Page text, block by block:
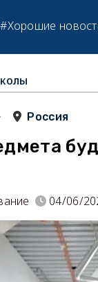
#Хорошие
Россия
04/06/